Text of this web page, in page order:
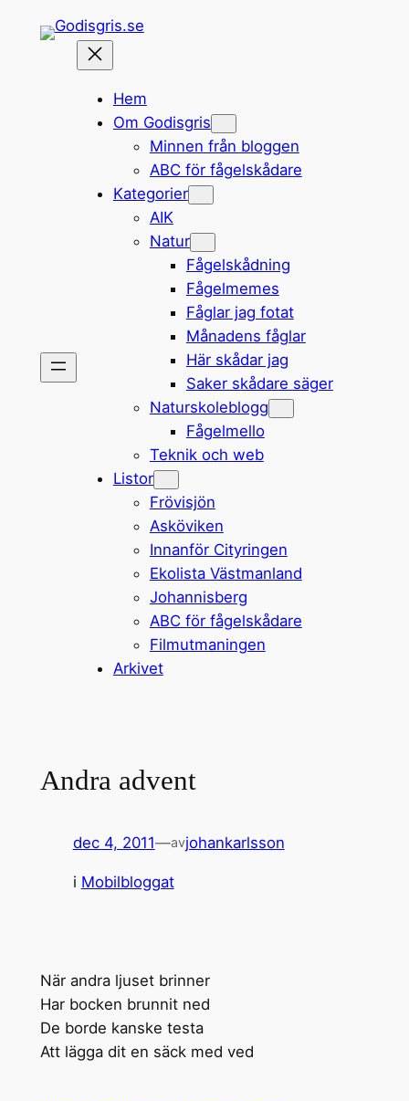
Hem
Om Godisgris
Minnen från bloggen
ABC för fågelskådare
Kategorier
AIK
Natur
Fågelskådning
Fågelmemes
Fåglar jag fotat
Månadens fåglar
Här skådar jag
Saker skådare säger
Naturskoleblogg
Fågelmello
Teknik och web
Listor
Frövisjön
Asköviken
Innanför Cityringen
Ekolista Västmanland
Johannisberg
ABC för fågelskådare
Filmutmaningen
Arkivet
Andra advent
dec 4, 2011—avjohankarlsson
i Mobilbloggat
När andra ljuset brinner
Har bocken brunnit ned
De borde kanske testa
Att lägga dit en säck med ved